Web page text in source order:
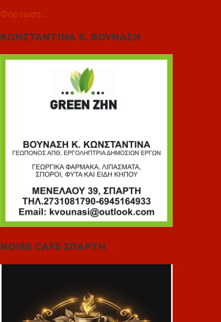
Φόρτωση...
ΚΩΝΣΤΑΝΤΙΝΑ Κ. ΒΟΥΝΑΣΗ
NOIRE CAFE ΣΠΑΡΤΗ